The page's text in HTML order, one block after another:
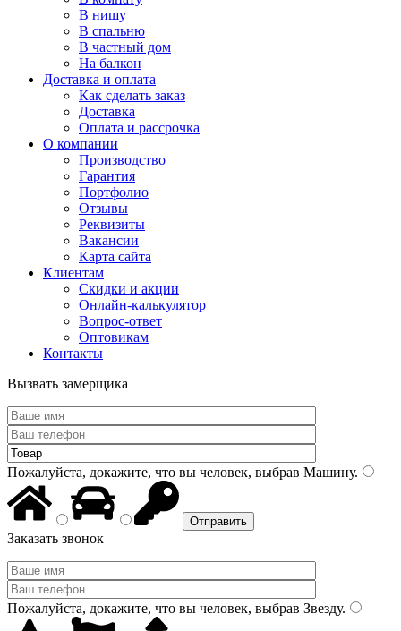
В нишу
В спальню
В частный дом
На балкон
Доставка и оплата
Как сделать заказ
Доставка
Оплата и рассрочка
О компании
Производство
Гарантия
Портфолио
Отзывы
Реквизиты
Вакансии
Карта сайта
Клиентам
Скидки и акции
Онлайн-калькулятор
Вопрос-ответ
Оптовикам
Контакты
Вызвать замерщика
Пожалуйста, докажите, что вы человек, выбрав Машину.
Заказать звонок
Пожалуйста, докажите, что вы человек, выбрав Звезду.